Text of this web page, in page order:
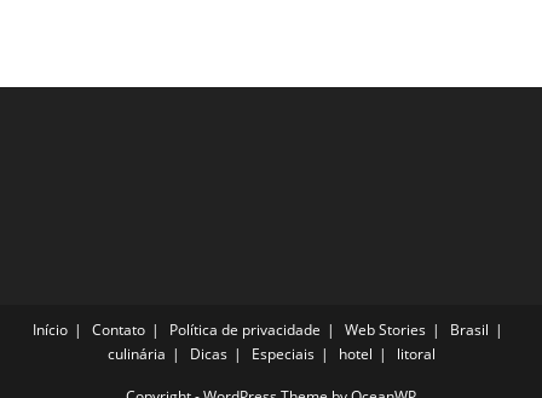
Início Contato Política de privacidade Web Stories
Brasil
culinária
Dicas Especiais hotel litoral